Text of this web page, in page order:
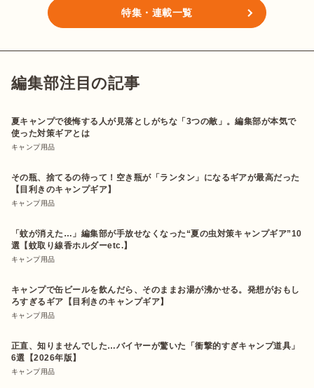
特集・連載一覧
編集部注目の記事
夏キャンプで後悔する人が見落としがちな「3つの敵」。編集部が本気で
使った対策ギアとは
キャンプ用品
その瓶、捨てるの待って！空き瓶が「ランタン」になるギアが最高だった
【目利きのキャンプギア】
キャンプ用品
「蚊が消えた…」編集部が手放せなくなった“夏の虫対策キャンプギア”10
選【蚊取り線香ホルダーetc.】
キャンプ用品
キャンプで缶ビールを飲んだら、そのままお湯が沸かせる。発想がおもし
ろすぎるギア【目利きのキャンプギア】
キャンプ用品
正直、知りませんでした…バイヤーが驚いた「衝撃的すぎキャンプ道具」
6選【2026年版】
キャンプ用品